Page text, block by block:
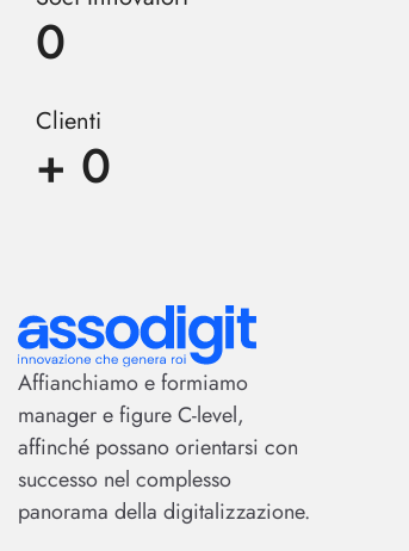
0
Clienti
+ 0
Affianchiamo e formiamo
manager e figure C-level,
affinché possano orientarsi con
successo nel complesso
panorama della digitalizzazione.